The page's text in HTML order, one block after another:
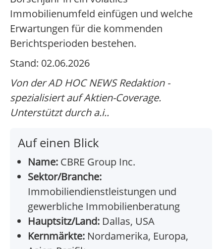
Immobilienumfeld einfügen und welche
Erwartungen für die kommenden
Berichtsperioden bestehen.
Stand: 02.06.2026
Von der AD HOC NEWS Redaktion -
spezialisiert auf Aktien-Coverage.
Unterstützt durch a.i..
Auf einen Blick
Name: CBRE Group Inc.
Sektor/Branche:
Immobiliendienstleistungen und
gewerbliche Immobilienberatung
Hauptsitz/Land: Dallas, USA
Kernmärkte: Nordamerika, Europa,